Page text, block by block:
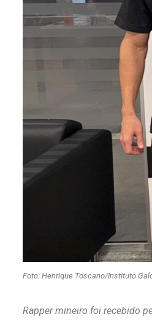
Foto: Henrique Toscano/Instituto
Rapper mineiro foi recebido